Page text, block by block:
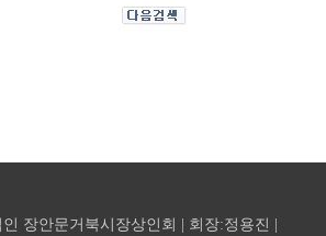
장안문거북시장상인회 | 회장:정용진 |